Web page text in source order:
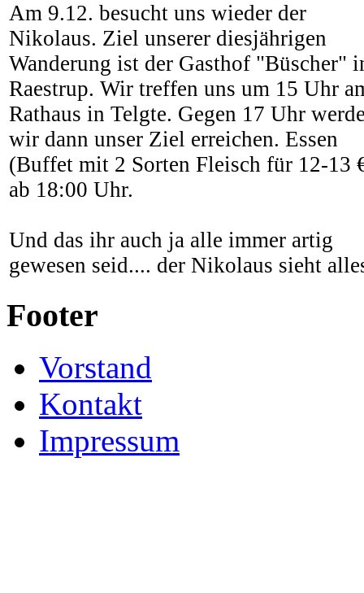
Am 9.12. besucht uns wieder der
Nikolaus. Ziel unserer diesjährigen
Wanderung ist der Gasthof "Büscher"
Raestrup. Wir treffen uns um 15 Uhr
Rathaus in Telgte. Gegen 17 Uhr
wir dann unser Ziel erreichen. Essen
(Buffet mit 2 Sorten Fleisch für 12-13
ab 18:00 Uhr.
Und das ihr auch ja alle immer artig
gewesen seid.... der Nikolaus sieht
Footer
Vorstand
Kontakt
Impressum